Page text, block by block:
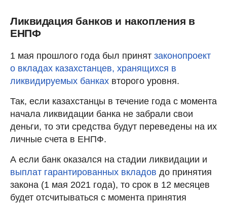
Ликвидация банков и накопления в
ЕНПФ
1 мая прошлого года был принят законопроект
о вкладах казахстанцев, хранящихся в
ликвидируемых банках второго уровня.
Так, если казахстанцы в течение года с момента
начала ликвидации банка не забрали свои
деньги, то эти средства будут переведены на их
личные счета в ЕНПФ.
А если банк оказался на стадии ликвидации и
выплат гарантированных вкладов до принятия
закона (1 мая 2021 года), то срок в 12 месяцев
будет отсчитываться с момента принятия